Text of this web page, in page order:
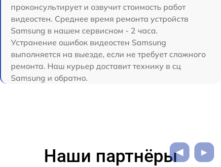
проконсультирует и озвучит стоимость работ
видеостен. Среднее время ремонта устройств
Samsung в нашем сервисном - 2 часа.
Устранение ошибок видеостен Samsung
выполняется на выезде, если не требует сложного
ремонта. Наш курьер доставит технику в сц
Samsung и обратно.
Наши партнёры